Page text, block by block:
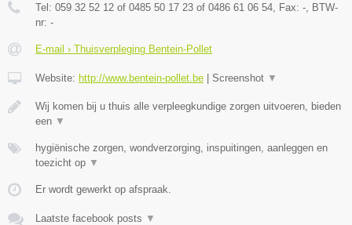
Tel: 059 32 52 12 of 0485 50 17 23 of 0486 61 06 54 , Fax: - , BTW-
nr: -
E-mail › Thuisverpleging Bentein-Pollet
Website: http://www.bentein-pollet.be | Screenshot ▼
Wij komen bij u thuis alle verpleegkundige zorgen uitvoeren, bieden
een ▼
hygiënische zorgen, wondverzorging, inspuitingen, aanleggen en
toezicht op ▼
Er wordt gewerkt op afspraak.
Laatste facebook posts ▼